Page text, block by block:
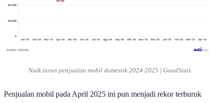
Naik turun penjualan mobil domestik 2024-2025 | GoodStats
Penjualan mobil pada April 2025 ini pun menjadi rekor terburuk